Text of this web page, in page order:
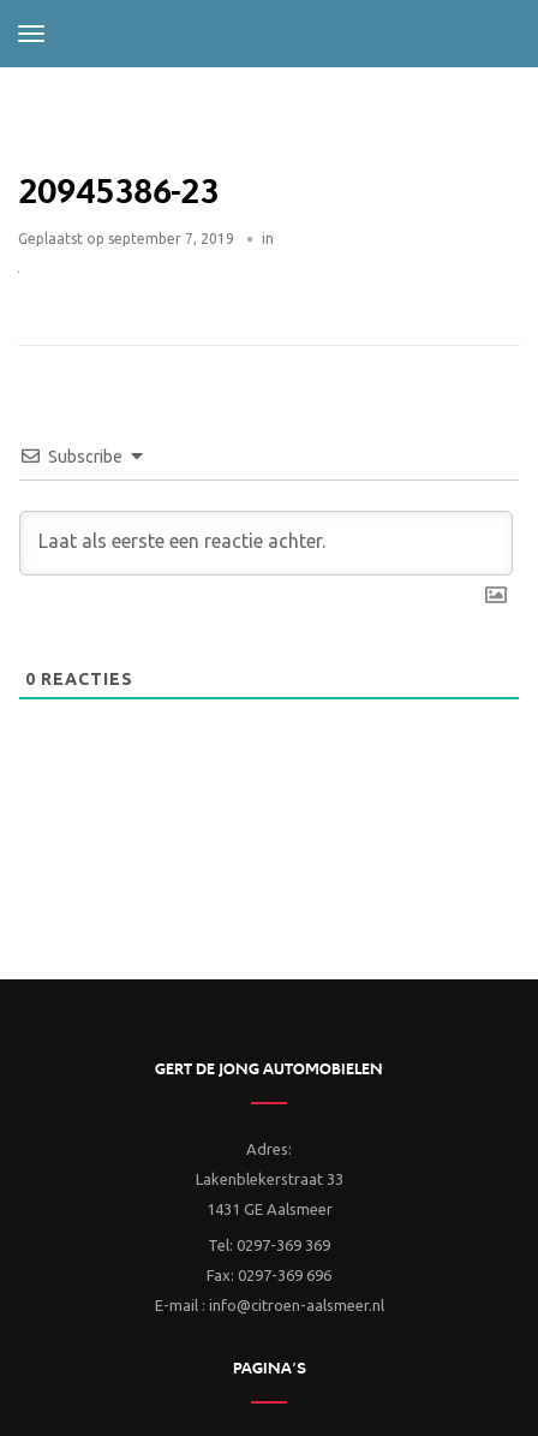
20945386-23
Geplaatst op september 7, 2019 in
Subscribe
0 REACTIES
GERT DE JONG AUTOMOBIELEN
Adres:
Lakenblekerstraat 33
1431 GE Aalsmeer
Tel: 0297-369 369
Fax: 0297-369 696
E-mail : info@citroen-aalsmeer.nl
PAGINA’S